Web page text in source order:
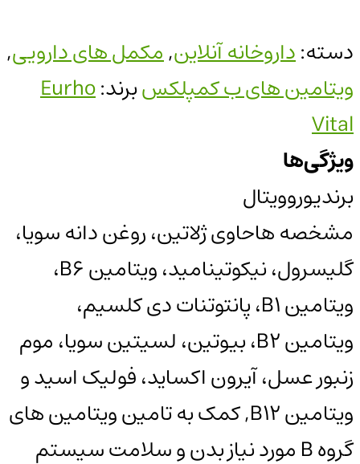
دسته:داروخانه آنلاین,مکمل های دارویی,
ویتامین های ب کمپلکسبرند:Eurho
Vital
ویژگی‌ها
برندیوروویتال
مشخصه هاحاوی ژلاتین، روغن دانه سویا،
گلیسرول، نیکوتینامید، ویتامین B6،
ویتامین B1، پانتوتنات دی کلسیم،
ویتامین B2، بیوتین، لسیتین سویا، موم
زنبور عسل، آیرون اکساید، فولیک اسید و
ویتامین B12, کمک به تامین ویتامین های
گروه B مورد نیاز بدن و سلامت سیستم